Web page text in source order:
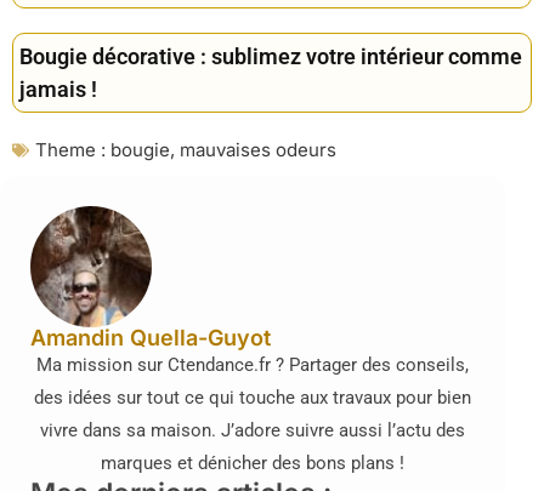
Bougie décorative : sublimez votre intérieur comme
jamais !
Theme : bougie, mauvaises odeurs
Amandin Quella-Guyot
Ma mission sur Ctendance.fr ? Partager des conseils,
des idées sur tout ce qui touche aux travaux pour bien
vivre dans sa maison. J’adore suivre aussi l’actu des
marques et dénicher des bons plans !